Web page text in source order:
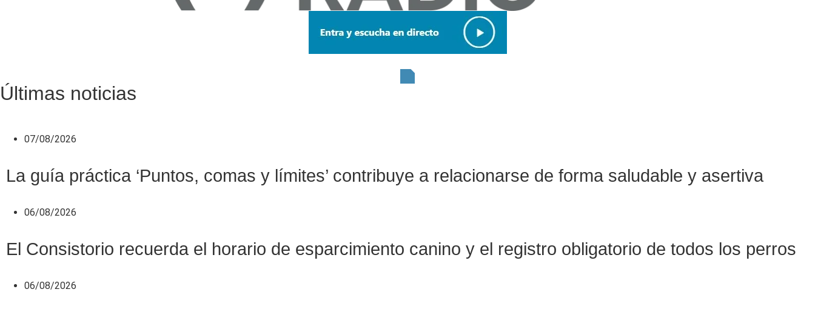
Últimas noticias
07/08/2026
La guía práctica ‘Puntos, comas y límites’ contribuye a relacionarse de forma saludable y asertiva
06/08/2026
El Consistorio recuerda el horario de esparcimiento canino y el registro obligatorio de todos los perros
06/08/2026